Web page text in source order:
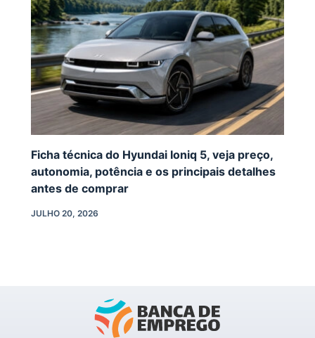
Ficha técnica do Hyundai Ioniq 5, veja preço,
autonomia, potência e os principais detalhes
antes de comprar
JULHO 20, 2026